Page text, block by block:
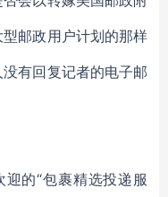
邮政用户计划的那样
有回复记者的电子邮
迎的“包裹精选投递服